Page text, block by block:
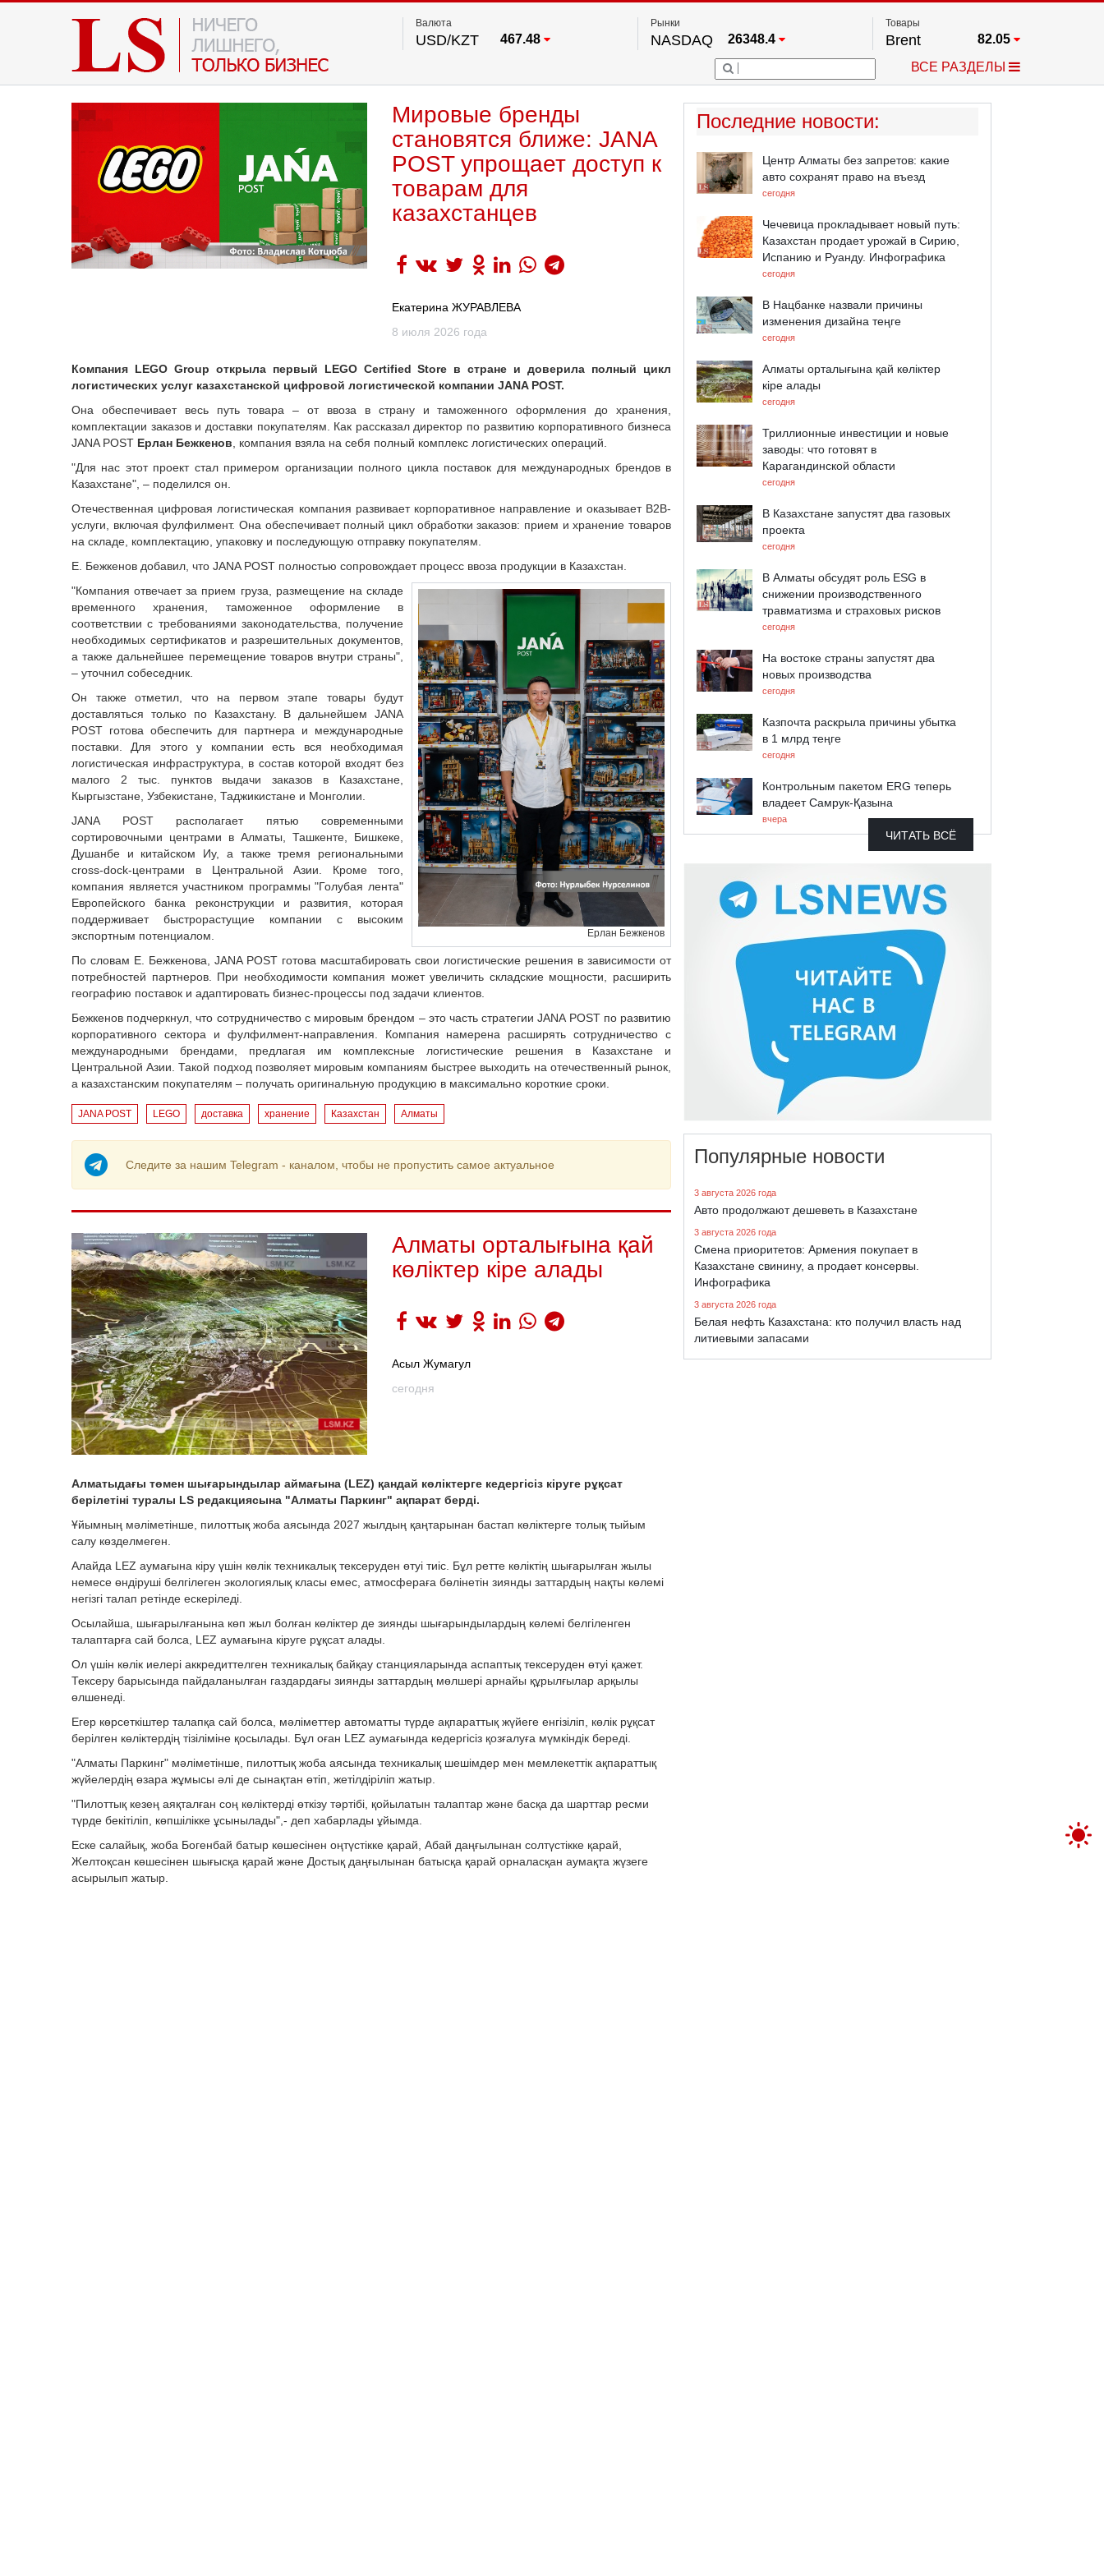
Валюта
USD/KZT 467.48
Рынки
NASDAQ 26348.4
FTSE 100 67.17
53885.1
S&P 500
NYSE 24505.6
Товары
Brent 82.05
Платина
2.683
ВСЕ РАЗДЕЛЫ
Мировые бренды
становятся ближе: JANA
POST упрощает доступ к
товарам для
казахстанцев
Екатерина ЖУРАВЛЕВА
8 июля 2026 года
Компания LEGO Group открыла первый LEGO Certified Store в стране и доверила полный цикл
логистических услуг казахстанской цифровой логистической компании JANA POST.
Она обеспечивает весь путь товара – от ввоза в страну и таможенного оформления до хранения,
комплектации заказов и доставки покупателям. Как рассказал директор по развитию корпоративного бизнеса
JANA POST Ерлан Бежкенов , компания взяла на себя полный комплекс логистических операций.
"Для нас этот проект стал примером организации полного цикла поставок для международных брендов в
Казахстане", – поделился он.
Отечественная цифровая логистическая компания развивает корпоративное направление и оказывает B2B-
услуги, включая фулфилмент. Она обеспечивает полный цикл обработки заказов: прием и хранение товаров
на складе, комплектацию, упаковку и последующую отправку покупателям.
Е. Бежкенов добавил, что JANA POST полностью сопровождает процесс ввоза продукции в Казахстан.
Ерлан Бежкенов
"Компания отвечает за прием груза, размещение на складе
временного хранения, таможенное оформление в
соответствии с требованиями законодательства, получение
необходимых сертификатов и разрешительных документов,
а также дальнейшее перемещение товаров внутри страны",
– уточнил собеседник.
Он также отметил, что на первом этапе товары будут
доставляться только по Казахстану. В дальнейшем JANA
POST готова обеспечить для партнера и международные
поставки. Для этого у компании есть вся необходимая
логистическая инфраструктура, в состав которой входят без
малого 2 тыс. пунктов выдачи заказов в Казахстане,
Кыргызстане, Узбекистане, Таджикистане и Монголии.
JANA POST располагает пятью современными
сортировочными центрами в Алматы, Ташкенте, Бишкеке,
Душанбе и китайском Иу, а также тремя региональными
cross-dock-центрами в Центральной Азии. Кроме того,
компания является участником программы "Голубая лента"
Европейского банка реконструкции и развития, которая
поддерживает быстрорастущие компании с высоким
экспортным потенциалом.
По словам Е. Бежкенова, JANA POST готова масштабировать свои логистические решения в зависимости от
потребностей партнеров. При необходимости компания может увеличить складские мощности, расширить
географию поставок и адаптировать бизнес-процессы под задачи клиентов.
Бежкенов подчеркнул, что сотрудничество с мировым брендом – это часть стратегии JANA POST по развитию
корпоративного сектора и фулфилмент-направления. Компания намерена расширять сотрудничество с
международными брендами, предлагая им комплексные логистические решения в Казахстане и
Центральной Азии. Такой подход позволяет мировым компаниям быстрее выходить на отечественный рынок,
а казахстанским покупателям – получать оригинальную продукцию в максимально короткие сроки.
JANA POST LEGO доставка хранение Казахстан Алматы
Следите за нашим Telegram - каналом, чтобы не пропустить самое актуальное
Алматы орталығына қай
көліктер кіре алады
Асыл Жумагул
сегодня
Алматыдағы төмен шығарындылар аймағына (LEZ) қандай көліктерге кедергісіз кіруге рұқсат
берілетіні туралы LS редакциясына "Алматы Паркинг" ақпарат берді.
Ұйымның мәліметінше, пилоттық жоба аясында 2027 жылдың қаңтарынан бастап көліктерге толық тыйым
салу көзделмеген.
Алайда LEZ аумағына кіру үшін көлік техникалық тексеруден өтуі тиіс. Бұл ретте көліктің шығарылған жылы
немесе өндіруші белгілеген экологиялық класы емес, атмосфераға бөлінетін зиянды заттардың нақты көлемі
негізгі талап ретінде ескеріледі.
Осылайша, шығарылғанына көп жыл болған көліктер де зиянды шығарындылардың көлемі белгіленген
талаптарға сай болса, LEZ аумағына кіруге рұқсат алады.
Ол үшін көлік иелері аккредиттелген техникалық байқау станцияларында аспаптық тексеруден өтуі қажет.
Тексеру барысында пайдаланылған газдардағы зиянды заттардың мөлшері арнайы құрылғылар арқылы
өлшенеді.
Егер көрсеткіштер талапқа сай болса, мәліметтер автоматты түрде ақпараттық жүйеге енгізіліп, көлік рұқсат
берілген көліктердің тізіліміне қосылады. Бұл оған LEZ аумағында кедергісіз қозғалуға мүмкіндік береді.
"Алматы Паркинг" мәліметінше, пилоттық жоба аясында техникалық шешімдер мен мемлекеттік ақпараттық
жүйелердің өзара жұмысы әлі де сынақтан өтіп, жетілдіріліп жатыр.
"Пилоттық кезең аяқталған соң көліктерді өткізу тәртібі, қойылатын талаптар және басқа да шарттар ресми
түрде бекітіліп, көпшілікке ұсынылады",- деп хабарлады ұйымда.
Еске салайық, жоба Богенбай батыр көшесінен оңтүстікке қарай, Абай даңғылынан солтүстікке қарай,
Желтоқсан көшесінен шығысқа қарай және Достық даңғылынан батысқа қарай орналасқан аумақта жүзеге
асырылып жатыр.
Последние новости:
Центр Алматы без запретов: какие
авто сохранят право на въезд
сегодня
Чечевица прокладывает новый путь:
Казахстан продает урожай в Сирию,
Испанию и Руанду. Инфографика
сегодня
В Нацбанке назвали причины
изменения дизайна теңге
сегодня
Алматы орталығына қай көліктер
кіре алады
сегодня
Триллионные инвестиции и новые
заводы: что готовят в
Карагандинской области
сегодня
В Казахстане запустят два газовых
проекта
сегодня
В Алматы обсудят роль ESG в
снижении производственного
травматизма и страховых рисков
сегодня
На востоке страны запустят два
новых производства
сегодня
Казпочта раскрыла причины убытка
в 1 млрд теңге
сегодня
Контрольным пакетом ERG теперь
владеет Самрук-Қазына
вчера
ЧИТАТЬ ВСЁ
Популярные новости
3 августа 2026 года
Авто продолжают дешеветь в Казахстане
3 августа 2026 года
Смена приоритетов: Армения покупает в
Казахстане свинину, а продает консервы.
Инфографика
3 августа 2026 года
Белая нефть Казахстана: кто получил власть над
литиевыми запасами